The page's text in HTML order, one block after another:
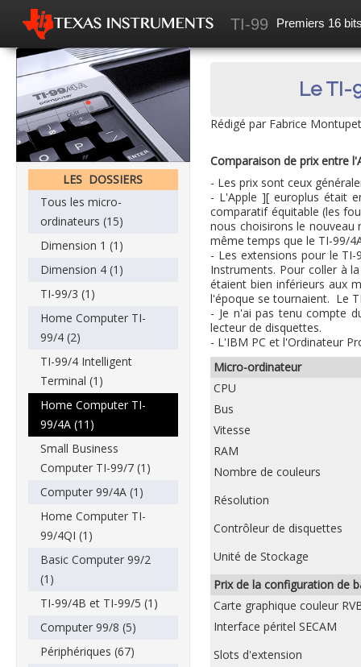
TI-99 Premiers 16
Accueil
Mes recherches
News
Les articles
Forum
LES DOSSIERS
Tous les micro-
ordinateurs (15)
Dimension 1 (1)
Dimension 4 (1)
TI-99/3 (1)
Home Computer TI-
99/4 (2)
TI-99/4 Intelligent
Terminal (1)
Home Computer TI-
99/4A (11)
Small Business
Computer TI-99/7 (1)
Computer 99/4A (1)
Home Computer TI-
99/4QI (1)
Basic Computer 99/2
(1)
TI-99/4B et TI-99/5 (1)
Computer 99/8 (5)
Périphériques (67)
Le TI-
Rédigé par Fabrice
Comparaison de prix entre
- Les prix sont ceux
- L'Apple ][ europlus était
comparatif équitable (les
nous choisirons le nouveau
même temps que le TI-99/
- Les extensions pour le
Instruments. Pour coller à
étaient bien inférieurs aux
l'époque se tournaient. Le
- Je n'ai pas tenu compte
lecteur de disquettes.
- L'IBM PC et l'Ordinateur
Micro-ordinateur
CPU
Bus
Vitesse
RAM
Nombre de couleurs
Résolution
Contrôleur de disquettes
Unité de Stockage
Prix de la configuration de
Carte graphique couleur
Interface péritel SECAM
Slots d'extension